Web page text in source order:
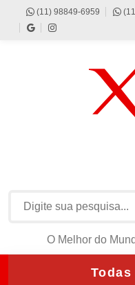
(11) 98849-6959
O Melhor do